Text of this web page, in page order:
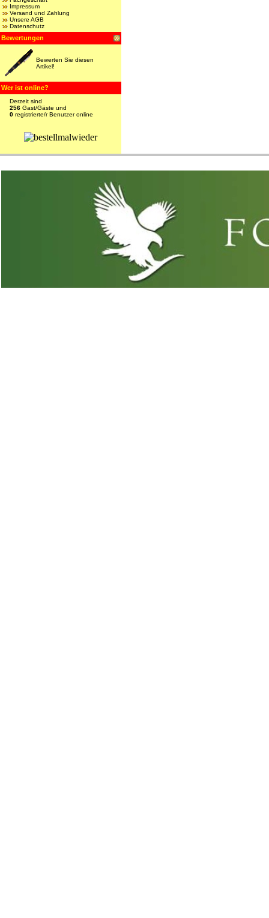
Impressum
Versand und Zahlung
Unsere AGB
Datenschutz
Bewertungen
Bewerten Sie diesen
Artikel!
Wer ist online?
Derzeit sind
256 Gast/Gäste und
0 registrierte/r Benutzer online